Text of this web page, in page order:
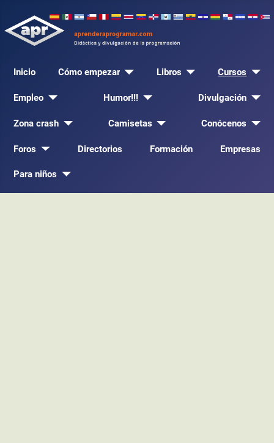
Inicio Cómo empezar Libros Cursos
Empleo Humor!!! Divulgación
Zona crash Camisetas Conócenos
Foros Directorios Formación Empresas
Para niños